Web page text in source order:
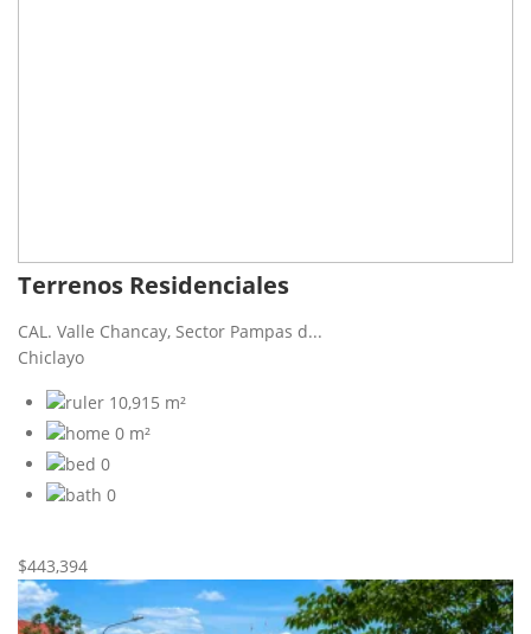
Terrenos Residenciales
CAL. Valle Chancay, Sector Pampas d...
Chiclayo
10,915 m²
0 m²
0
0
$443,394